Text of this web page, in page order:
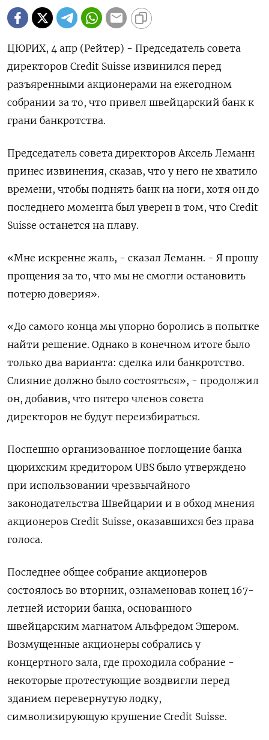
ЦЮРИХ, 4 апр (Рейтер) - Председатель совета
директоров Credit Suisse извинился перед
разъяренными акционерами на ежегодном
собрании за то, что привел швейцарский банк к
грани банкротства.
Председатель совета директоров Аксель Леманн
принес извинения, сказав, что у него не хватило
времени, чтобы поднять банк на ноги, хотя он до
последнего момента был уверен в том, что Credit
Suisse останется на плаву.
«Мне искренне жаль, - сказал Леманн. - Я прошу
прощения за то, что мы не смогли остановить
потерю доверия».
«До самого конца мы упорно боролись в попытке
найти решение. Однако в конечном итоге было
только два варианта: сделка или банкротство.
Слияние должно было состояться», - продолжил
он, добавив, что пятеро членов совета
директоров не будут переизбираться.
Поспешно организованное поглощение банка
цюрихским кредитором UBS было утверждено
при использовании чрезвычайного
законодательства Швейцарии и в обход мнения
акционеров Credit Suisse, оказавшихся без права
голоса.
Последнее общее собрание акционеров
состоялось во вторник, ознаменовав конец 167-
летней истории банка, основанного
швейцарским магнатом Альфредом Эшером.
Возмущенные акционеры собрались у
концертного зала, где проходила собрание -
некоторые протестующие воздвигли перед
зданием перевернутую лодку,
символизирующую крушение Credit Suisse.